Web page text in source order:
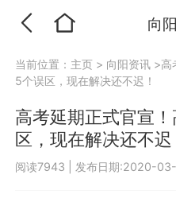
向
当前位置： 主页 > 向阳资讯 >高
5个误区，现在解决还不迟！
高考延期正式官宣
区，现在解决还不迟
阅读7943 发布日期:2020-